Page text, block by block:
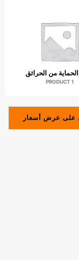
من الحرائق
1 PRODUCT
على عرض أسعار